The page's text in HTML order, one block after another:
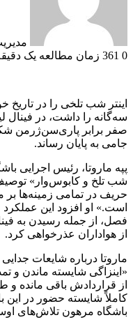
0
زمان مطالعه یک
اینتر شب تلخی را در
صفر برابر پاری‌سن‌ژرمن
جامی به پایان رساند.
پپه ماروتا، رئیس اجرایی
شب تلخ و کابوس‌وار»
حریف در تمامی زمینه‌ها بر
است.» او افزود این
فصل، از جمله رسیدن به
از هواداران عذرخواهی کرد.
ماروتا درباره شایعات
«اینزاگی شایسته ماندن و
از قراردادش باقی مانده
کاملاً شایسته حضور در این
باشگاه مرهون تلاش‌های